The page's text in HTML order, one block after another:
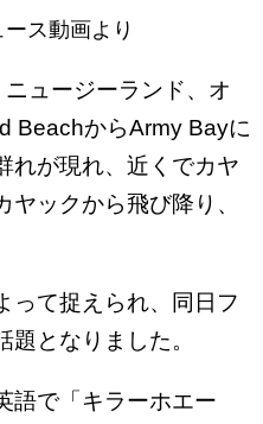
ス動画より
ュージーランド、オ
BeachからArmy Bayに
れが現れ、近くでカヤ
ックから飛び降り、
て捉えられ、同日フ
題となりました。
語で「キラーホエー